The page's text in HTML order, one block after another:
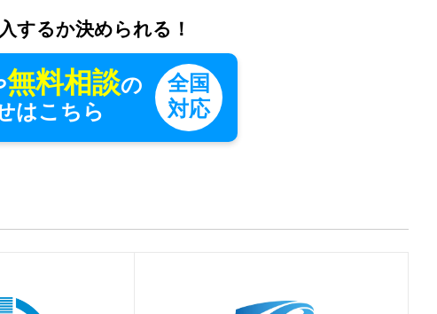
するか決められる！
無料相談の
はこちら
全国
対応